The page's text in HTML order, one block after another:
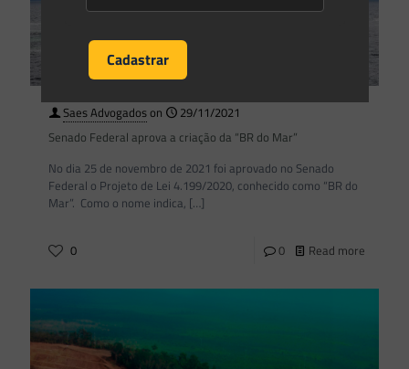
Saes Advogadoson
29/11/2021
Senado Federal aprova a criação da “BR do Mar”
No dia 25 de novembro de 2021 foi aprovado no Senado
Federal o Projeto de Lei 4.199/2020, conhecido como “BR do
Mar”. Como o nome indica, […]
0 0 Read more